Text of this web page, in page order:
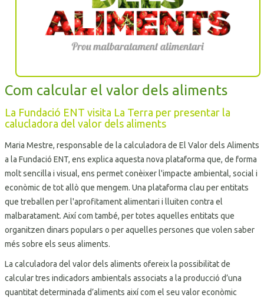
Com calcular el valor dels aliments
La Fundació ENT visita La Terra per presentar la
calucladora del valor dels aliments
Maria Mestre, responsable de la calculadora de El Valor dels Aliments
a la Fundació ENT, ens explica aquesta nova plataforma que, de forma
molt sencilla i visual, ens permet conèixer l'impacte ambiental, social i
econòmic de tot allò que mengem. Una plataforma clau per entitats
que treballen per l'aprofitament alimentari i lluiten contra el
malbaratament. Així com també, per totes aquelles entitats que
organitzen dinars populars o per aquelles persones que volen saber
més sobre els seus aliments.
La calculadora del valor dels aliments ofereix la possibilitat de
calcular tres indicadors ambientals associats a la producció d’una
quantitat determinada d’aliments així com el seu valor econòmic